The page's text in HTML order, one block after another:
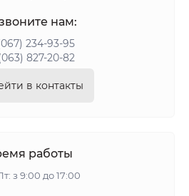
нам:
234-93-95
827-20-82
в контакты
работы
з 9:00 до 17:00